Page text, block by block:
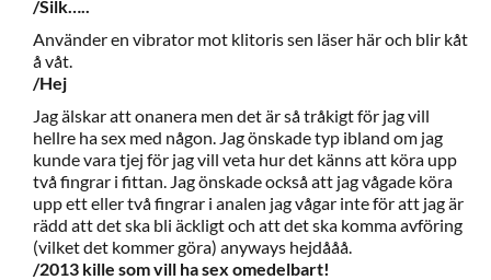
/Silk…..
Använder en vibrator mot klitoris sen läser här och blir kåt
å våt.
/Hej
Jag älskar att onanera men det är så tråkigt för jag vill
hellre ha sex med någon. Jag önskade typ ibland om jag
kunde vara tjej för jag vill veta hur det känns att köra upp
två fingrar i fittan. Jag önskade också att jag vågade köra
upp ett eller två fingrar i analen jag vågar inte för att jag är
rädd att det ska bli äckligt och att det ska komma avföring
(vilket det kommer göra) anyways hejdååå.
/2013 kille som vill ha sex omedelbart!